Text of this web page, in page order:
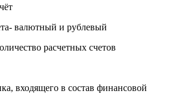
валютный и рублевый
расчетных счетов
входящего в состав финансовой